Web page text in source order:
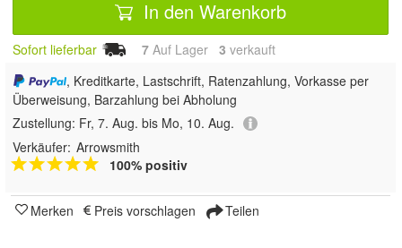
In den Warenkorb
Sofort lieferbar 7 Auf Lager 3 verkauft
, Kreditkarte, Lastschrift, Ratenzahlung, Vorkasse per
Überweisung, Barzahlung bei Abholung
Zustellung: Fr, 7. Aug. bis Mo, 10. Aug.
Verkäufer: Arrowsmith
100% positiv
Merken Preis vorschlagen Teilen